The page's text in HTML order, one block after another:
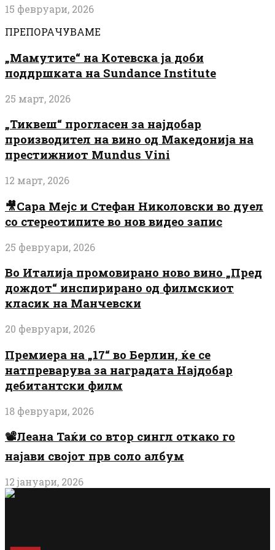
15 февруари, 2026
ПРЕПОРАЧУВАМЕ
„Мамутите“ на Котевска ја доби
поддршката на Sundance Institute
25 март, 2026
„Тиквеш“ прогласен за најдобар
производител на вино од Македонија на
престижниот Mundus Vini
12 март, 2026
🎥Сара Мејс и Стефан Николовски во дуел
со стереотипите во нов видео запис
25 февруари, 2026
Во Италија промовирано ново вино „Пред
дождот“ инспирирано од филмскиот
класик на Манчевски
20 февруари, 2026
Премиера на „17“ во Берлин, ќе се
натпреварува за наградата Најдобар
дебитантски филм
18 февруари, 2026
📽️Леана Таќи со втор сингл откако го
најави својот прв соло албум
12 јануари, 2026